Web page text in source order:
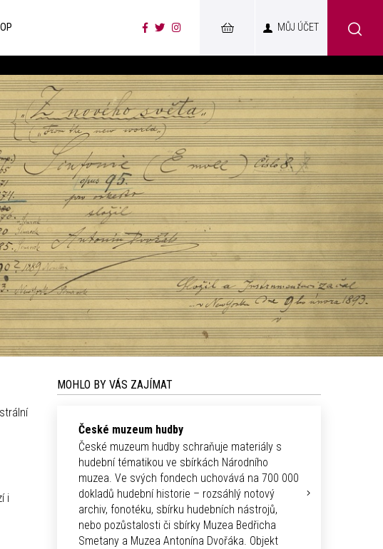
MŮJ ÚČET
i
MOHLO BY VÁS ZAJÍMAT
České muzeum hudby
České muzeum hudby schraňuje materiály s
hudební tématikou ve sbírkách Národního
muzea. Ve svých fondech uchovává na 700 000
dokladů hudební historie – rozsáhlý notový
archiv, fonotéku, sbírku hudebních nástrojů,
nebo pozůstalosti či sbírky Muzea Bedřicha
Smetany a Muzea Antonína Dvořáka. Objekt